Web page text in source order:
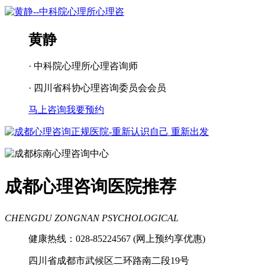
黄静
· 中科院心理所心理咨询师
· 四川省科协心理咨询委员会会员
马上咨询我要预约
成都看心理疾病 成都心理辅导
理咨询医院 成都青少年心理咨询机构
成都心理咨询医院推荐
CHENGDU ZONGNAN PSYCHOLOGICAL
健康热线：028-85224567 (网上预约享优惠)
四川省成都市武候区二环路南二段19号